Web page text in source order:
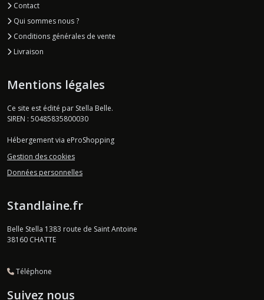
Contact
Qui sommes nous ?
Conditions générales de vente
Livraison
Mentions légales
Ce site est édité par Stella Belle.
SIREN : 50485835800030
Hébergement via eProShopping
Gestion des cookies
Données personnelles
Standlaine.fr
Belle Stella 1383 route de Saint Antoine
38160 CHATTE
Téléphone
Suivez nous